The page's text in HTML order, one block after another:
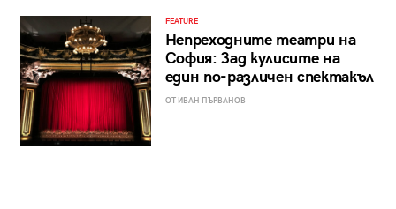
FEATURE
Непреходните театри на
София: Зад кулисите на
един по-различен спектакъл
ОТ ИВАН ПЪРВАНОВ